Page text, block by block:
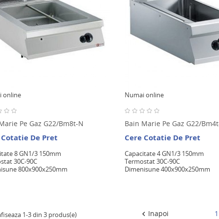
online
Pe Gaz G22/bm8t-N
De Pret
8 GN1/3 150mm
30C-90C
800x900x250mm
Numai online
Bain Marie Pe Gaz G22/
Cere Cotatie De Pret
Capacitate 4 GN1/3 150mm
Termostat 30C-90C
Dimenisune 400x900x250mm
1-3 din 3 produs(e)  Inapoi 1